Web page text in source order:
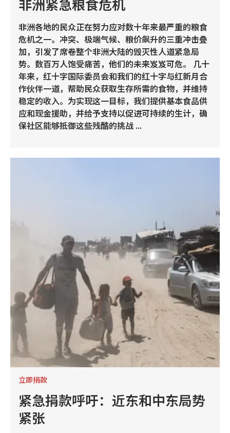
非洲各地的民众正在努力应对数十年来最严重的粮食
危机之一。冲突、极端气候、粮价飙升的三重冲击叠
加，引发了席卷整个非洲大陆的毁灭性人道紧急局
势。数百万人饱受痛苦，他们的未来岌岌可危。 几十
年来，红十字国际委员会和我们的红十字与红新月合
作伙伴一道，帮助民众获取生存所需的食物，并维持
稳定的收入。为实现这一目标，我们提供基本食品供
应和现金援助，并给予支持以促进可持续的生计，确
保社区能够抵御这些残酷的挑战 ...
立即捐款
紧急捐款呼吁：近东和中东局势
紧张